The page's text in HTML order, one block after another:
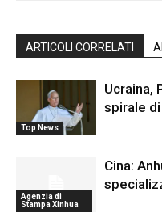
ARTICOLI CORRELATI
Top News
Ucraina,
spirale di
Agenzia di
Stampa Xinhua
Cina: